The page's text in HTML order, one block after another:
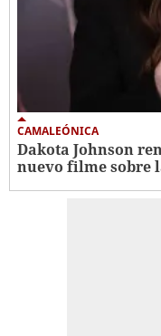
CAMALEÓNICA
Dakota Johnson
nuevo filme sobre